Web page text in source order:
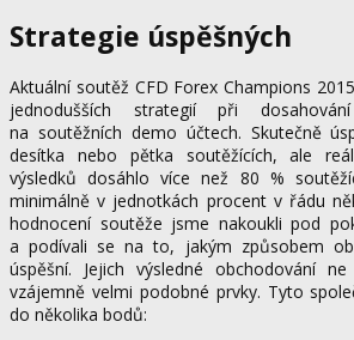
Strategie úspěšných
Aktuální soutěž CFD Forex Champions
jednodušších strategií při
na soutěžních demo účtech. Skutečně
desítka nebo pětka soutěžících, ale
výsledků dosáhlo více než 80 %
minimálně v jednotkách procent v řádu
hodnocení soutěže jsme nakoukli pod
a podívali se na to, jakým způsobem
úspěšní. Jejich výsledné obchodování
vzájemně velmi podobné prvky. Tyto
do několika bodů: